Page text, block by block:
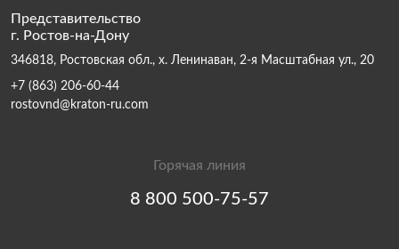
Представительство
г. Ростов-на-Дону
346818, Ростовская обл., х. Ленинаван, 2-я Масштабная ул., 20
+7 (863) 206-60-44
rostovnd@kraton-ru.com
Горячая линия
8 800 500-75-57